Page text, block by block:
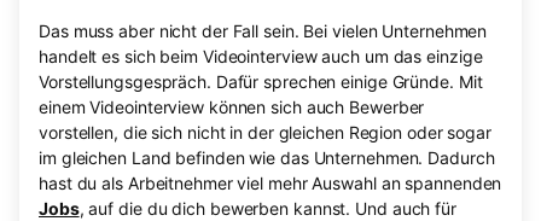
Das muss aber nicht der Fall sein. Bei vielen Unternehmen
handelt es sich beim Videointerview auch um das einzige
Vorstellungsgespräch. Dafür sprechen einige Gründe. Mit
einem Videointerview können sich auch Bewerber
vorstellen, die sich nicht in der gleichen Region oder sogar
im gleichen Land befinden wie das Unternehmen. Dadurch
hast du als Arbeitnehmer viel mehr Auswahl an spannenden
Jobs, auf die du dich bewerben kannst. Und auch für